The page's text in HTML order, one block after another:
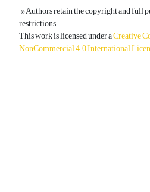
© Authors retain the copyright and full
restrictions.
This work is licensed under aCreative
NonCommercial 4.0 International